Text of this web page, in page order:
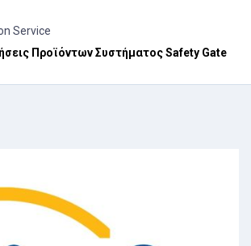
Service
Προϊόντων Συστήματος Safety Gate